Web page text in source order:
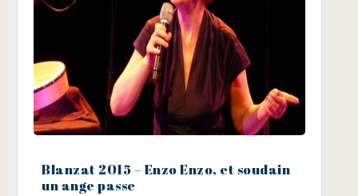
Blanzat 2015 – Enzo Enzo, et soudain
un ange passe